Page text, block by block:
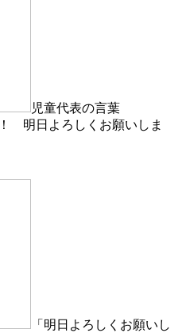
児童代表の言葉
明日よろしくお願いしま
「明日よろしくお願いし